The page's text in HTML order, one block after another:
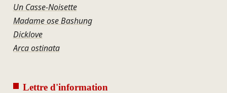
Un Casse-Noisette
Madame ose Bashung
Dicklove
Arca ostinata
Lettre d'information